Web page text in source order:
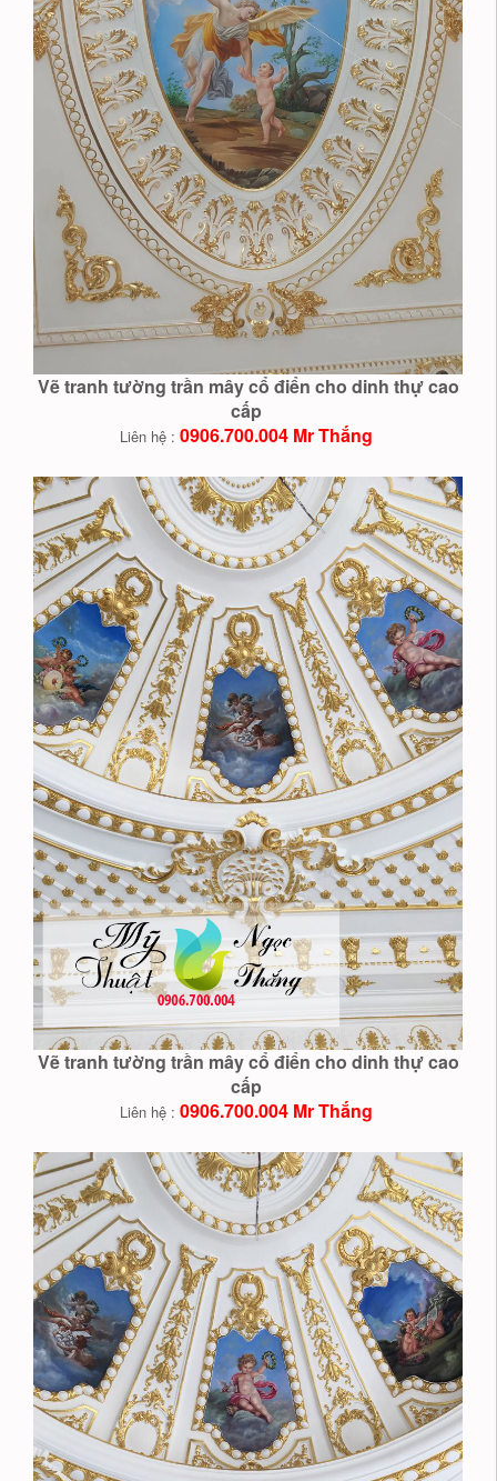
Vẽ tranh tường trần mây cổ điển cho dinh thự cao
cấp
Liên hệ : 0906.700.004 Mr Thắng
Vẽ tranh tường trần mây cổ điển cho dinh thự cao
cấp
Liên hệ : 0906.700.004 Mr Thắng